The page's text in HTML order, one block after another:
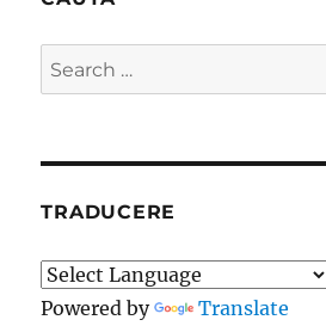
Search
for:
TRADUCERE
Powered by Translate